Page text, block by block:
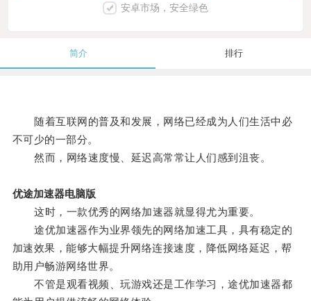
安卓市场，安全绿色
简介 排行
随着互联网的普及和发展，网络已经成为人们生活中必
不可少的一部分。
然而，网络速度慢、延迟高常常让人们感到沮丧。
优途加速器电脑版
这时，一款优秀的网络加速器就显得尤为重要。
途优加速器作为业界领先的网络加速工具，具有稳定的
加速效果，能够大幅提升网络连接速度，降低网络延迟，帮
助用户畅游网络世界。
不管是观看视频、玩游戏还是工作学习，途优加速器都